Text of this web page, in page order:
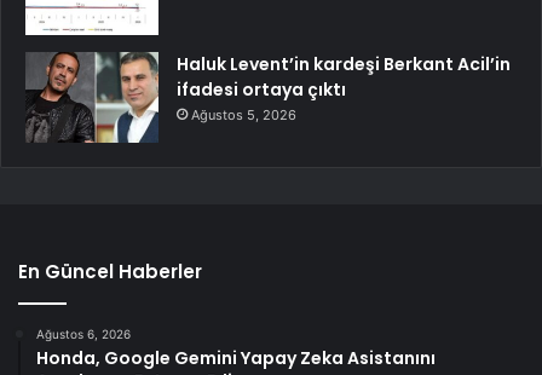
Haluk Levent’in kardeşi Berkant Acil’in
ifadesi ortaya çıktı
Ağustos 5, 2026
En Güncel Haberler
Ağustos 6, 2026
Honda, Google Gemini Yapay Zeka Asistanını